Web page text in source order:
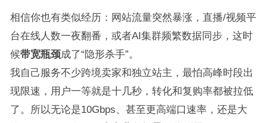
相信你也有类似经历：网站流量突然暴涨，直播/视频平
台在线人数一夜翻番，或者AI集群频繁数据同步，这时
候带宽瓶颈成了“隐形杀手”。
我自己服务不少跨境卖家和独立站主，最怕高峰时段出
现限速，用户一等就是十几秒，转化和复购率都被拉低
了。所以无论是10Gbps、甚至更高端口速率，还是大